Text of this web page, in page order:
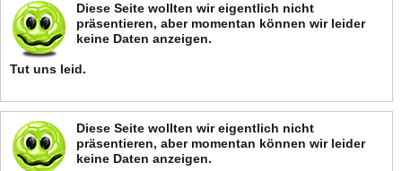
Diese Seite wollten wir eigentlich nicht
präsentieren, aber momentan können wir leider
keine Daten anzeigen.
Tut uns leid.
Diese Seite wollten wir eigentlich nicht
präsentieren, aber momentan können wir leider
keine Daten anzeigen.